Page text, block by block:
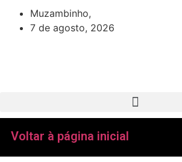
Muzambinho,
7 de agosto, 2026
Voltar à página inicial